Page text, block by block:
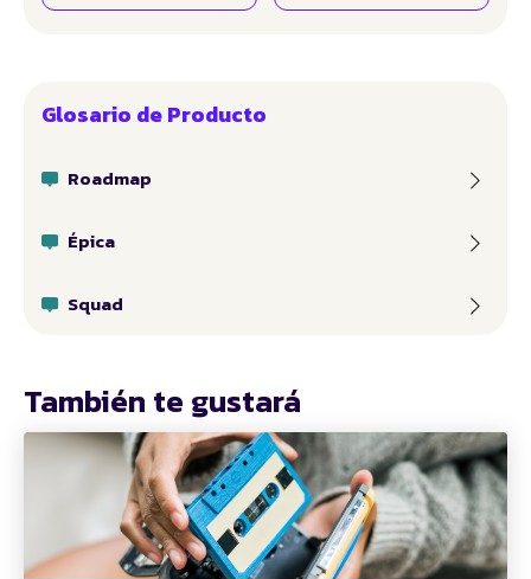
Glosario de Producto
Roadmap
Épica
Squad
También te gustará